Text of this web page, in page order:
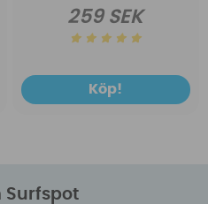
259 SEK
Köp!
Surfspot